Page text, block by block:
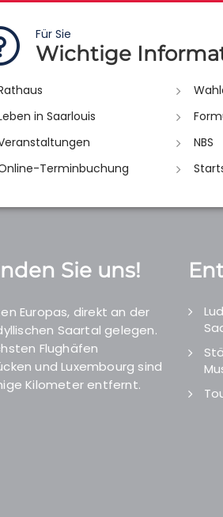
Für Sie
Wichtige
in Saarlouis
NBS
Terminbuchung
Sie uns!
Europas, direkt an der
Saartal gelegen.
Flughäfen
und Luxembourg sind
Kilometer entfernt.